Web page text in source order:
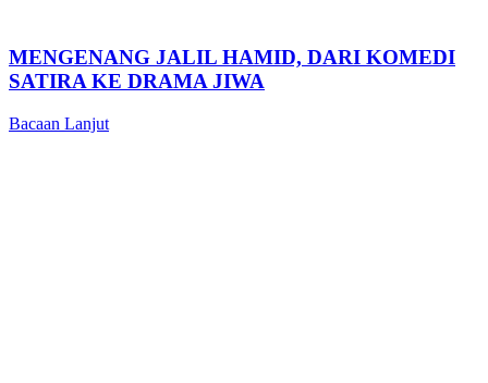
MENGENANG JALIL HAMID, DARI KOMEDI
SATIRA KE DRAMA JIWA
Bacaan Lanjut